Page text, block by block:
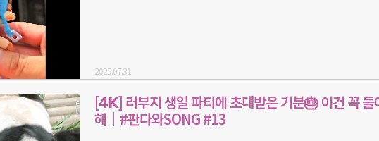
2025.07.31
[𝟰𝗞] 러부지 생일 파티에 초대받은 기분🎂 이건 꼭 들
해｜#판다와SONG #13